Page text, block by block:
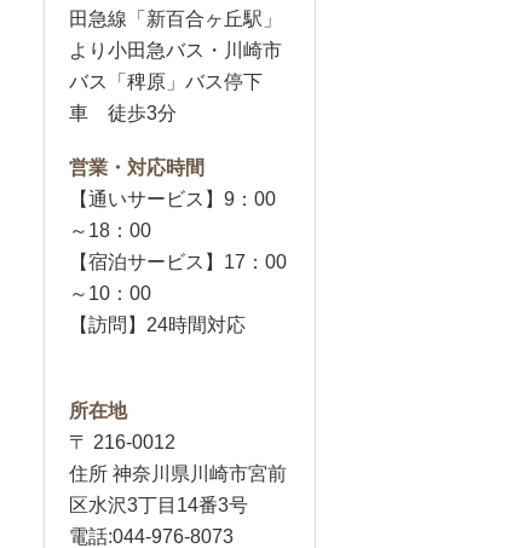
田急線「新百合ヶ丘駅」
より小田急バス・川崎市
バス「稗原」バス停下
車 徒歩3分
営業・対応時間
【通いサービス】9：00
～18：00
【宿泊サービス】17：00
～10：00
【訪問】24時間対応
所在地
〒 216-0012
住所 神奈川県川崎市宮前
区水沢3丁目14番3号
電話:044-976-8073